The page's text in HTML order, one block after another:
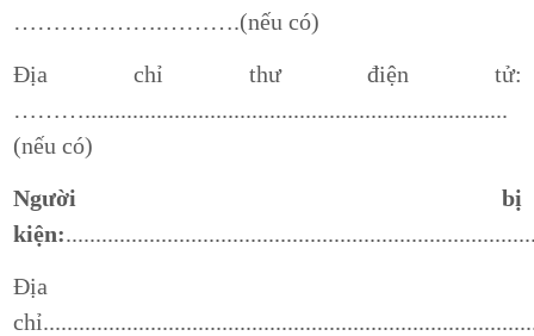
……………….……….(nếu có)
Địa chỉ thư điện tử:
……….......................................................................
(nếu có)
Người bị
kiện:
Địa